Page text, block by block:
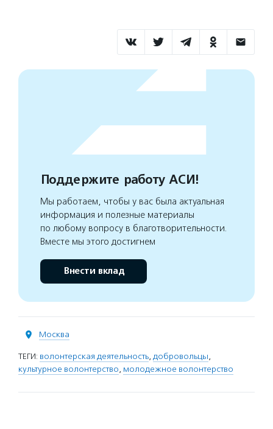
Поддержите работу АСИ!
Мы работаем, чтобы у вас была актуальная
информация и полезные материалы
по любому вопросу в благотворительности.
Вместе мы этого достигнем
Внести вклад
Москва
ТЕГИ: волонтерская деятельность, добровольцы,
культурное волонтерство, молодежное волонтерство